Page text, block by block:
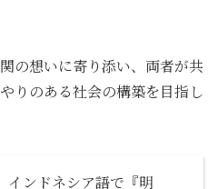
の想いに寄り添い、両者が共
りのある社会の構築を目指し
ンドネシア語で『明